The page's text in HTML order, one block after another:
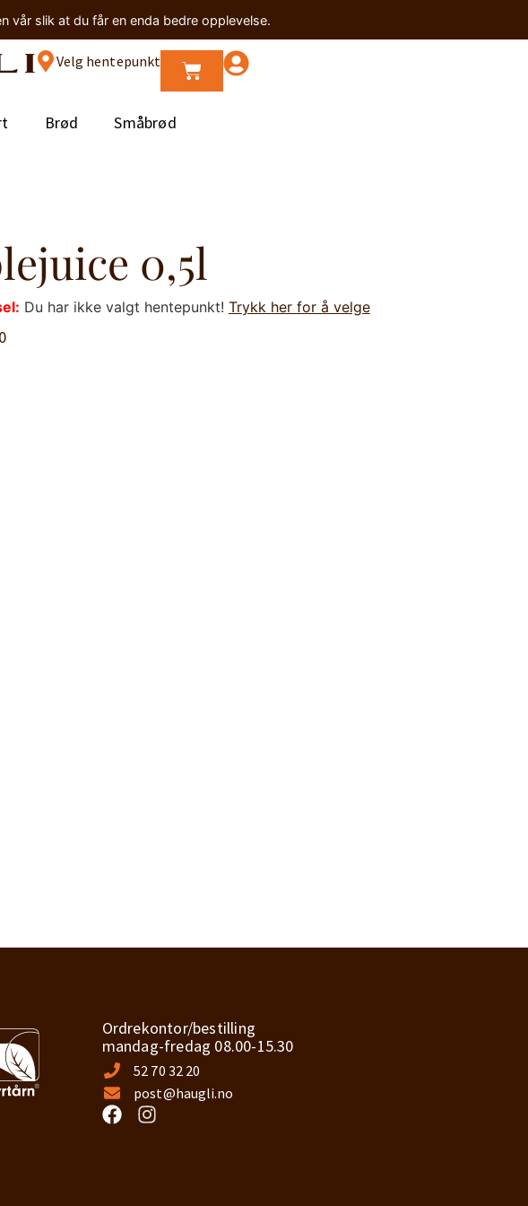
vår slik at du får en enda bedre opplevelse.
Velg hentepunkt
Brød Småbrød
0,5l
Du har ikke valgt hentepunkt! Trykk her for å velge
Ordrekontor/bestilling
mandag-fredag 08.00-15.30
52 70 32 20
post@haugli.no